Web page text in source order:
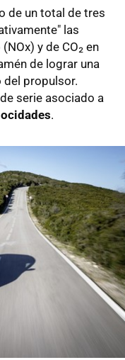
de un total de tres
las
y de CO₂ en
de lograr una
del propulsor.
serie asociado a
.